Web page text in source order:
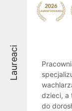
Laureaci
dzieci, a
do